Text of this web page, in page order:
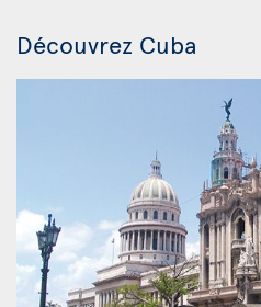
Découvrez Cuba